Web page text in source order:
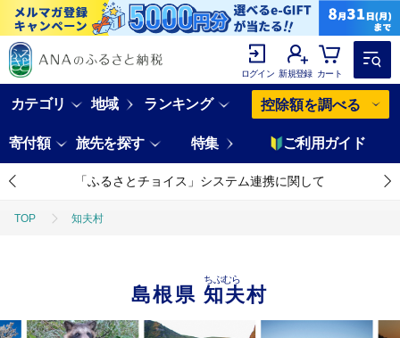
ログイン 新規登録 カート
カテゴリ 地域 ランキング 控除額を調べる
寄付額 旅先を探す 特集 ご利用ガイド
「ふるさとチョイス」システム連携に関して
TOP 知夫村
島根県知夫村
ちぶむら